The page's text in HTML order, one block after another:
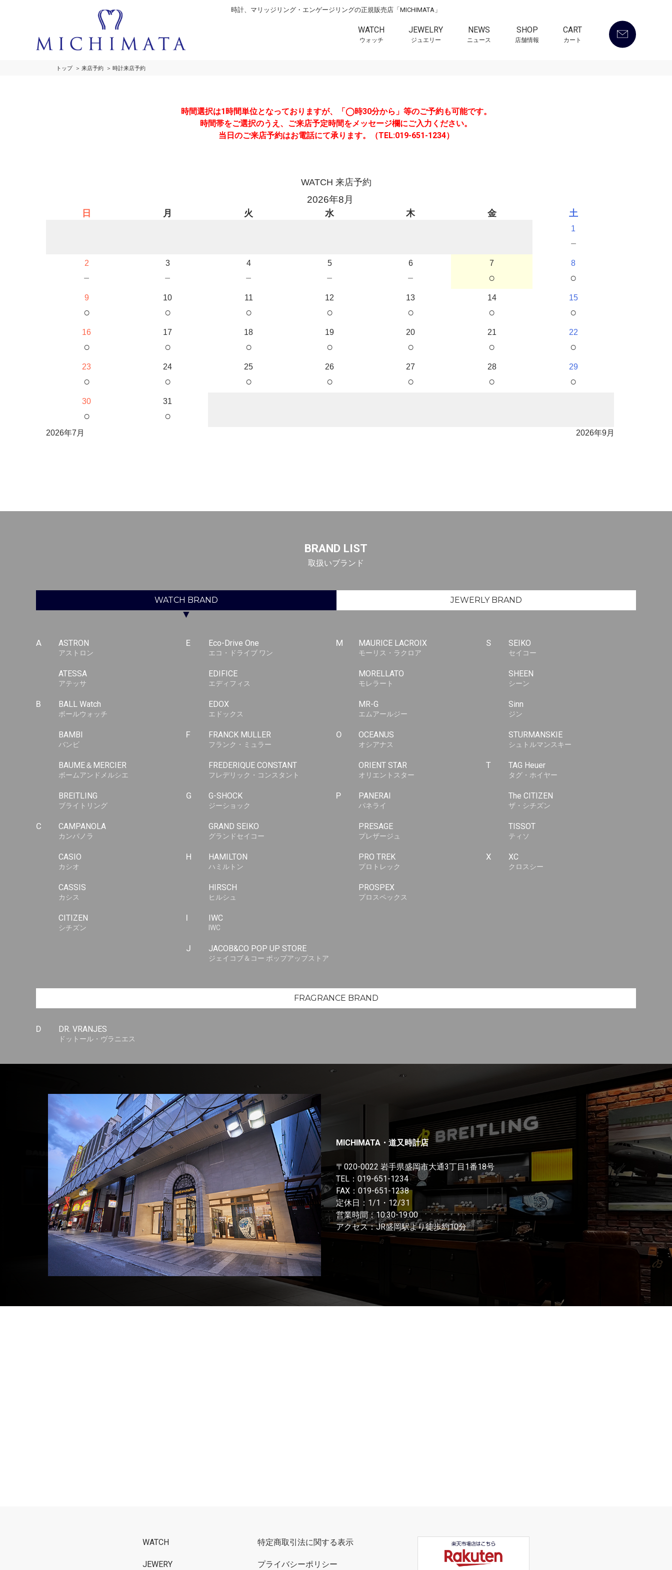
時計、マリッジリング・エンゲージリングの正規販売店「MICHIMATA」
WATCH
ウォッチ
JEWELRY
ジュエリー
NEWS
ニュース
SHOP
店舗情報
CART
カート
トップ 来店予約 時計来店予約
時間選択は1時間単位となっておりますが、「◯時30分から」等のご予約も可能です。
時間帯をご選択のうえ、ご来店予定時間をメッセージ欄にご入力ください。
当日のご来店予約はお電話にて承ります。（TEL:019-651-1234）
WATCH 来店予約
2026年8月
日 月 火 水 木 金 土
1
－
2
－
3
－
4
－
5
－
6
－
7
○
8
○
9
○
10
○
11
○
12
○
13
○
14
○
15
○
16
○
17
○
18
○
19
○
20
○
21
○
22
○
23
○
24
○
25
○
26
○
27
○
28
○
29
○
30
○
31
○
2026年7月 2026年9月
BRAND LIST
取扱いブランド
WATCH BRAND JEWERLYBRAND
▼
A ASTRON
アストロン
ATESSA
アテッサ
B BALL Watch
ボールウォッチ
BAMBI
バンビ
BAUME＆MERCIER
ボームアンドメルシエ
BREITLING
ブライトリング
C CAMPANOLA
カンパノラ
CASIO
カシオ
CASSIS
カシス
CITIZEN
シチズン
E Eco-Drive One
エコ・ドライブ ワン
EDIFICE
エディフィス
EDOX
エドックス
F FRANCK MULLER
フランク・ミュラー
FREDERIQUE CONSTANT
フレデリック・コンスタント
G G-SHOCK
ジーショック
GRAND SEIKO
グランドセイコー
H HAMILTON
ハミルトン
HIRSCH
ヒルシュ
I IWC
IWC
J JACOB&CO POP UP STORE
ジェイコブ＆コー ポップアップストア
M MAURICE LACROIX
モーリス・ラクロア
MORELLATO
モレラート
MR-G
エムアールジー
O OCEANUS
オシアナス
ORIENT STAR
オリエントスター
P PANERAI
パネライ
PRESAGE
プレザージュ
PRO TREK
プロトレック
PROSPEX
プロスペックス
S SEIKO
セイコー
SHEEN
シーン
Sinn
ジン
STURMANSKIE
シュトルマンスキー
T TAG Heuer
タグ・ホイヤー
The CITIZEN
ザ・シチズン
TISSOT
ティソ
X XC
クロスシー
FRAGRANCE BRAND
D DR. VRANJES
ドットール・ヴラニエス
MICHIMATA・道又時計店
〒020-0022 岩手県盛岡市大通3丁目1番18号
TEL： 019-651-1234
FAX：019-651-1238
定休日：1/1・12/31
営業時間：10:30-19:00
アクセス：JR盛岡駅より徒歩約10分
WATCH
JEWERY
特定商取引法に関する表示
プライバシーポリシー